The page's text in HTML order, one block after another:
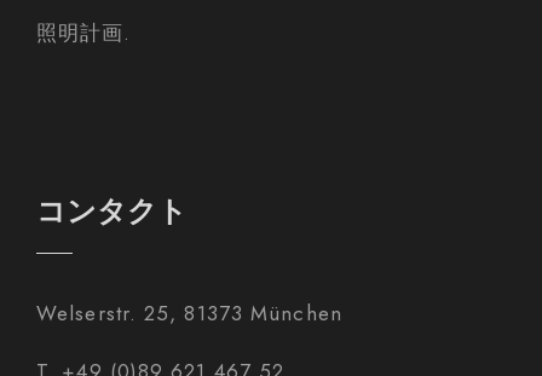
照明計画.
コンタクト
Welserstr. 25, 81373 München